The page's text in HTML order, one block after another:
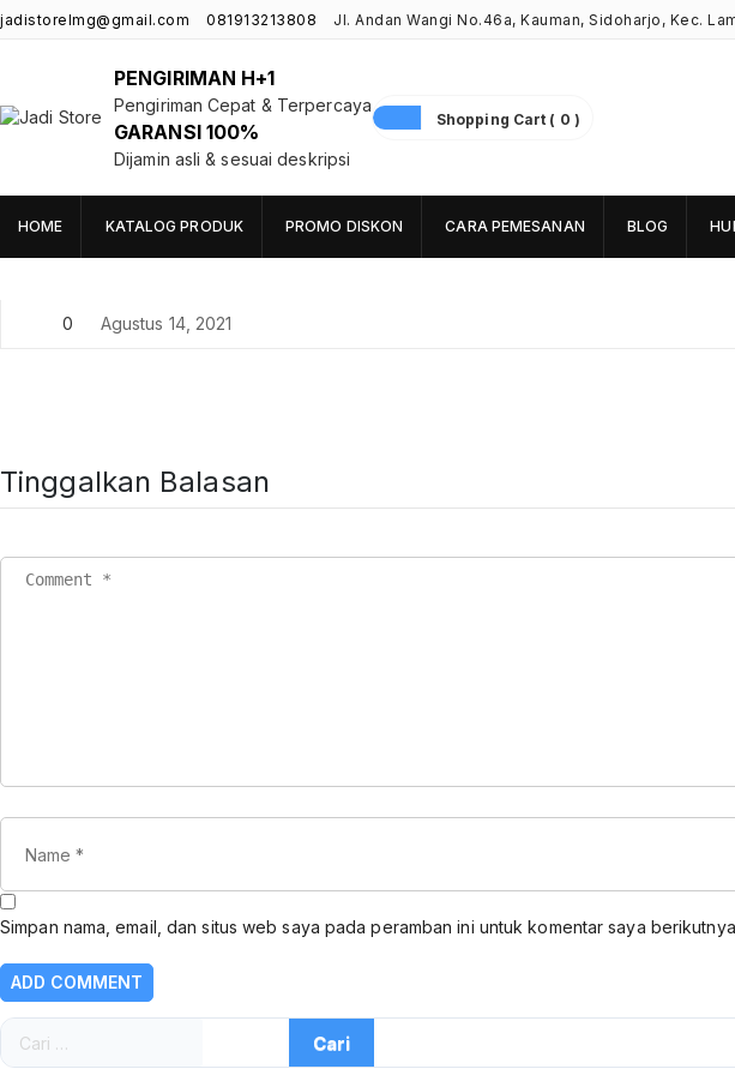
jadistorelmg@gmail.com 081913213808 Jl. Andan Wangi No.46a, Kauman, Sidoharjo, Kec.
Jadi Store
Pusat Aksesoris HP, Komputer & Produk Unik di Lamongan
PENGIRIMAN H+1
Pengiriman Cepat & Terpercaya
GARANSI 100%
Dijamin asli & sesuai deskripsi
Shopping Cart ( 0 )
HOME KATALOG PRODUK PROMO DISKON CARA PEMESANAN BLOG
0 Agustus 14, 2021
Tinggalkan Balasan
Simpan nama, email, dan situs web saya pada peramban ini untuk komentar saya
Cari
untuk: